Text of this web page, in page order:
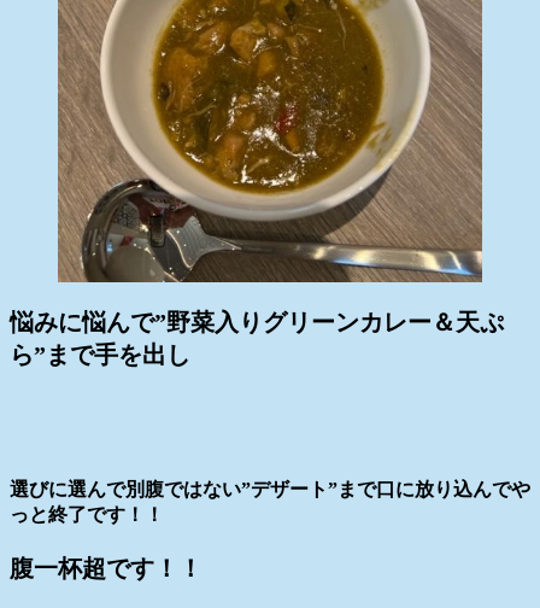
悩みに悩んで”野菜入りグリーンカレー＆天ぷ
ら”まで手を出し
選びに選んで別腹ではない”デザート”まで口に放り込んでや
っと終了です！！
腹一杯超です！！